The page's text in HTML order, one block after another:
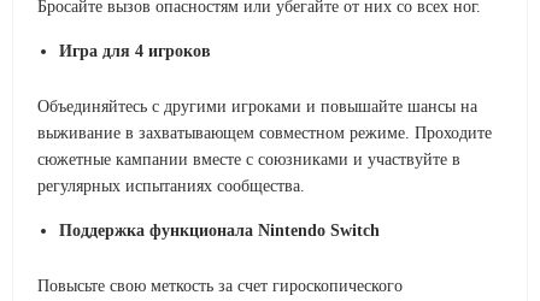
Бросайте вызов опасностям или убегайте от них со всех ног.
Игра для 4 игроков
Объединяйтесь с другими игроками и повышайте шансы на
выживание в захватывающем совместном режиме. Проходите
сюжетные кампании вместе с союзниками и участвуйте в
регулярных испытаниях сообщества.
Поддержка функционала Nintendo Switch
Повысьте свою меткость за счет гироскопического